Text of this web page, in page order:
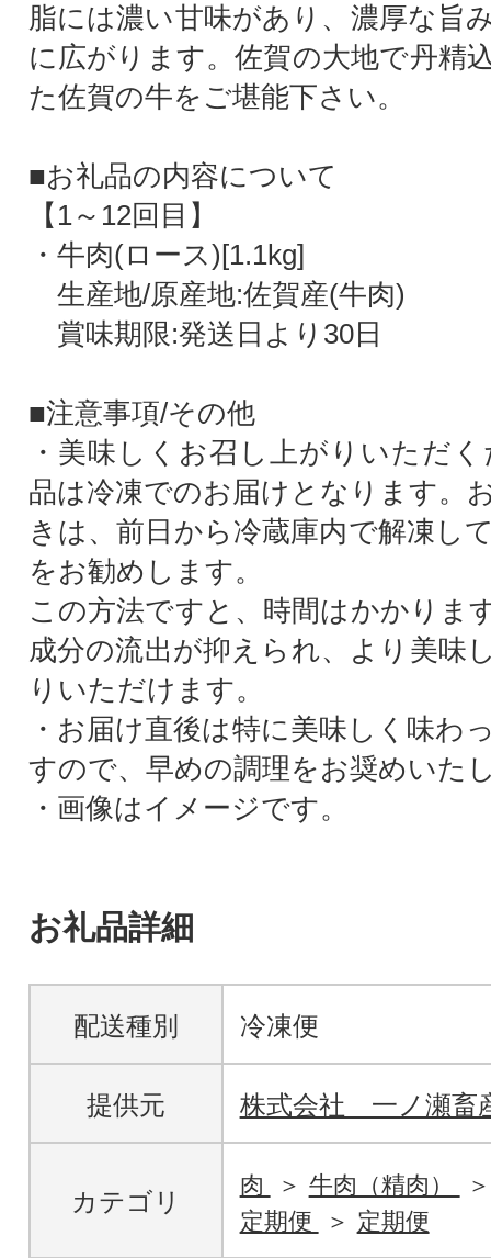
脂には濃い甘味があり、濃厚な旨
に広がります。佐賀の大地で丹精
た佐賀の牛をご堪能下さい。
■お礼品の内容について
【1～12回目】
・牛肉(ロース)[1.1kg]
生産地/原産地:佐賀産(牛肉)
賞味期限:発送日より30日
■注意事項/その他
・美味しくお召し上がりいただ
品は冷凍でのお届けとなります。
きは、前日から冷蔵庫内で解凍し
をお勧めします。
この方法ですと、時間はかかりま
成分の流出が抑えられ、より美味
りいただけます。
・お届け直後は特に美味しく味わ
すので、早めの調理をお奨めいた
・画像はイメージです。
お礼品詳細
配送種別 冷凍便
提供元 株式会社 一ノ瀬畜
カテゴリ
肉
牛肉（精肉）
定期便
定期便